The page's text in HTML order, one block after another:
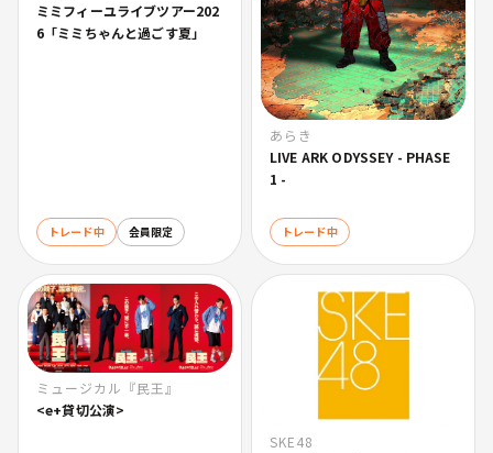
ミミフィーユライブツアー202
6「ミミちゃんと過ごす夏」
トレード中 会員限定
あらき
LIVE ARK ODYSSEY - PHASE
1 -
トレード中
ミュージカル『民王』
<e+貸切公演>
SKE48